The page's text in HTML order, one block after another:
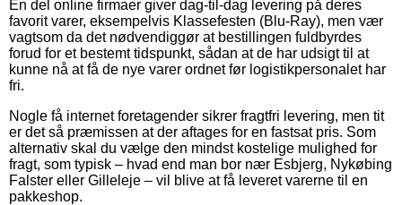
En del online firmaer giver dag-til-dag levering på deres
favorit varer, eksempelvis Klassefesten (Blu-Ray), men vær
vagtsom da det nødvendiggør at bestillingen fuldbyrdes
forud for et bestemt tidspunkt, sådan at de har udsigt til at
kunne nå at få de nye varer ordnet før logistikpersonalet har
fri.
Nogle få internet foretagender sikrer fragtfri levering, men tit
er det så præmissen at der aftages for en fastsat pris. Som
alternativ skal du vælge den mindst kostelige mulighed for
fragt, som typisk – hvad end man bor nær Esbjerg, Nykøbing
Falster eller Gilleleje – vil blive at få leveret varerne til en
pakkeshop.